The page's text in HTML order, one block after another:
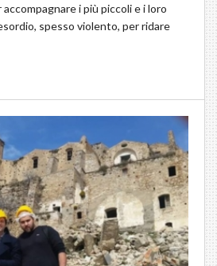
i più piccoli e i loro
spesso violento, per ridare